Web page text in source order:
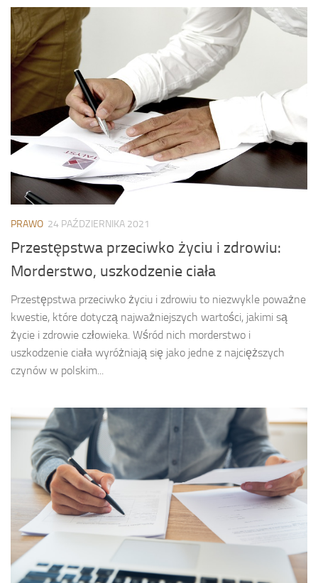
PRAWO 24 PAŹDZIERNIKA 2021
Przestępstwa przeciwko życiu i zdrowiu:
Morderstwo, uszkodzenie ciała
Przestępstwa przeciwko życiu i zdrowiu to niezwykle poważne
kwestie, które dotyczą najważniejszych wartości, jakimi są
życie i zdrowie człowieka. Wśród nich morderstwo i
uszkodzenie ciała wyróżniają się jako jedne z najcięższych
czynów w polskim...